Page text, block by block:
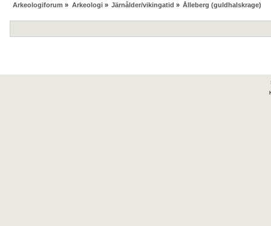
Arkeologiforum » Arkeologi» Järnålder/vikingatid » Ålleberg (guldhalskrage)